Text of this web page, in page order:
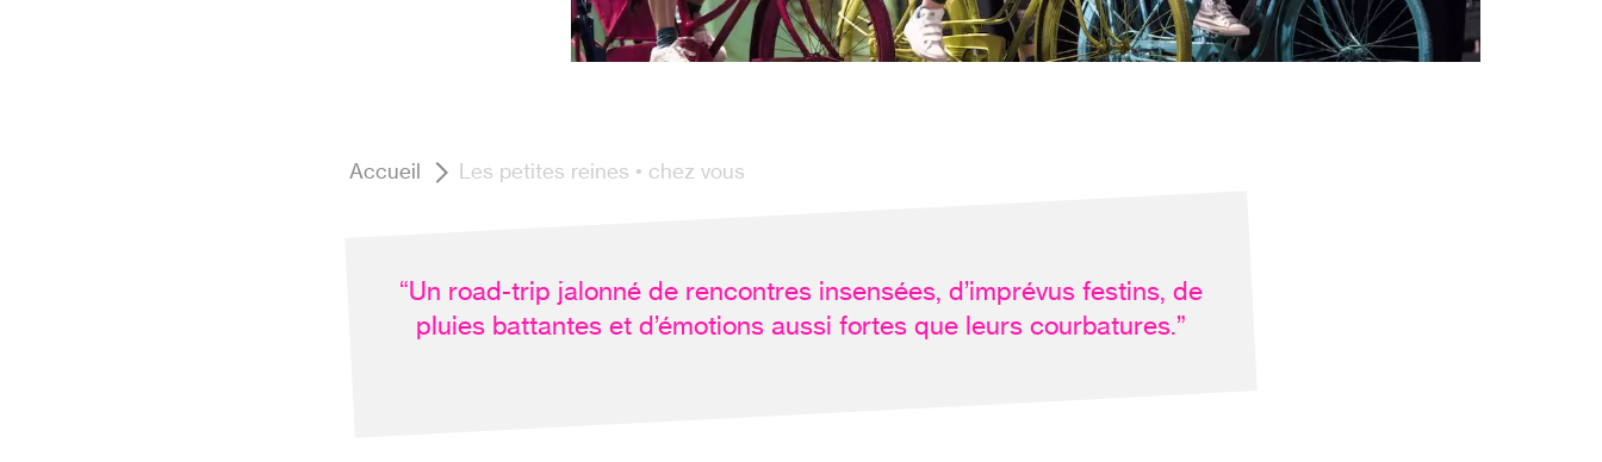
Accueil Les petites reines • chez vous
Un road-trip jalonné de rencontres insensées, d’imprévus festins, de
pluies battantes et d’émotions aussi fortes que leurs courbatures.